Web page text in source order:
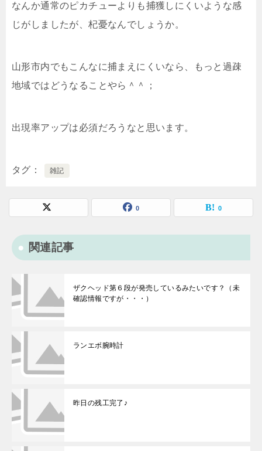
なんか通常のピカチューよりも捕獲しにくいような感
じがしましたが、杞憂なんでしょうか。
山形市内でもこんなに捕まえにくいなら、もっと過疎
地域ではどうなることやら＾＾；
出現率アップは必須だろうなと思います。
タグ 雑記
0 0
関連記事
ザクヘッド第６段が発売しているみたいです？（未
確認情報ですが・・・）
ランエボ腕時計
昨日の残工完了♪